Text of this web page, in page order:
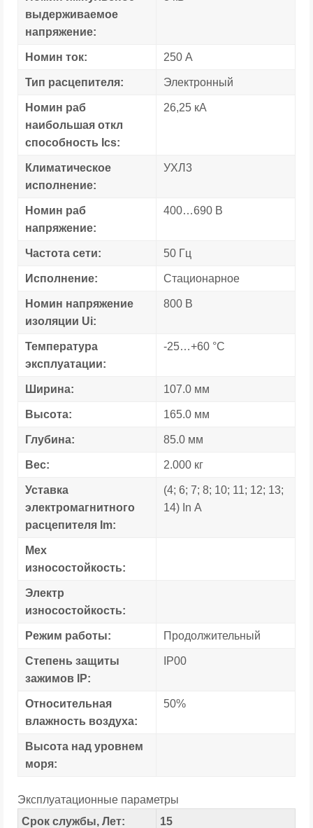
выдерживаемое
напряжение:
Номин ток: 250 А
Тип расцепителя: Электронный
Номин раб
наибольшая откл
способность Ics:
26,25 кА
Климатическое
исполнение:
УХЛ3
Номин раб
напряжение:
400…690 В
Частота сети: 50 Гц
Исполнение: Стационарное
Номин напряжение
изоляции Ui:
800 В
Температура
эксплуатации:
-25…+60 °C
Ширина: 107.0 мм
Высота: 165.0 мм
Глубина: 85.0 мм
Вес: 2.000 кг
Уставка
электромагнитного
расцепителя Im:
(4; 6; 7; 8; 10; 11; 12; 13;
14) In А
Мех
износостойкость:
Электр
износостойкость:
Режим работы: Продолжительный
Степень защиты
зажимов IP:
IP00
Относительная
влажность воздуха:
50%
Высота над уровнем
моря:
Эксплуатационные параметры
Срок службы, Лет:
15